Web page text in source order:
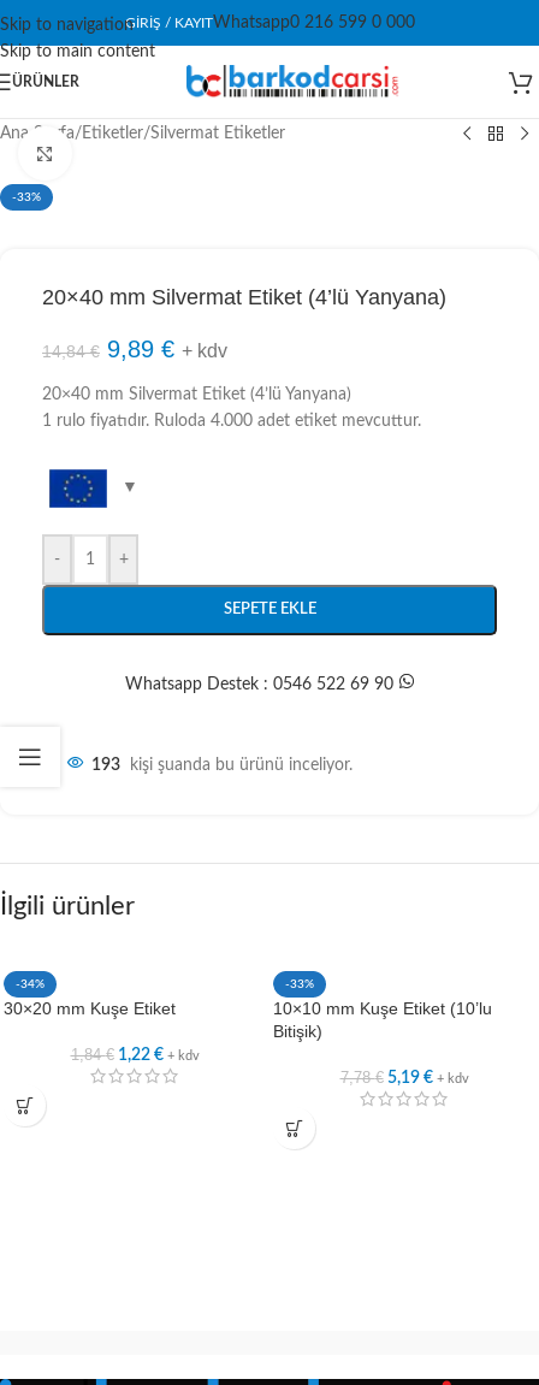
Skip to navigation
Skip to main content
GIRIŞ / KAYITWhatsapp0 216 599 0 000
ÜRÜNLER
Ana Sayfa/ Etiketler/Silvermat Etiketler
-33%
20×40 mm Silvermat Etiket (4’lü Yanyana)
14,84€ 9,89 € + kdv
20×40 mm Silvermat Etiket (4’lü Yanyana)
1 rulo fiyatıdır. Ruloda 4.000 adet etiket mevcuttur.
- +
SEPETE EKLE
Whatsapp Destek : 0546 522 69 90
193 kişi şuanda bu ürünü inceliyor.
İlgili ürünler
-34%
30×20 mm Kuşe Etiket
1,84€ 1,22 € + kdv
-33%
10×10 mm Kuşe Etiket (10’lu
Bitişik)
7,78€ 5,19 € + kdv